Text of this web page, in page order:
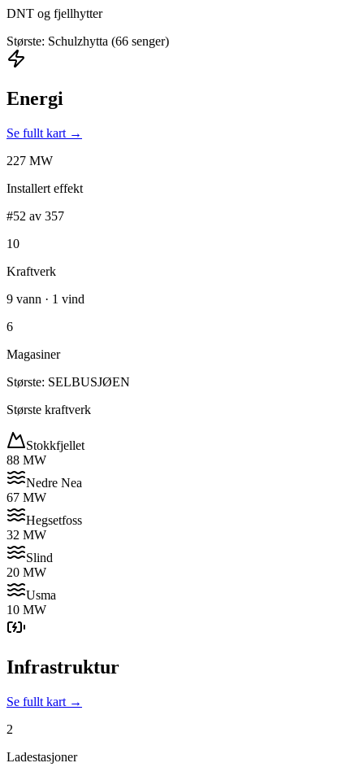
DNT og fjellhytter
Største: Schulzhytta (66 senger)
Energi
Se fullt kart →
227 MW
Installert effekt
#52 av 357
10
Kraftverk
9 vann · 1 vind
6
Magasiner
Største: SELBUSJØEN
Største kraftverk
Stokkfjellet
88 MW
Nedre Nea
67 MW
Hegsetfoss
32 MW
Slind
20 MW
Usma
10 MW
Infrastruktur
Se fullt kart →
2
Ladestasjoner